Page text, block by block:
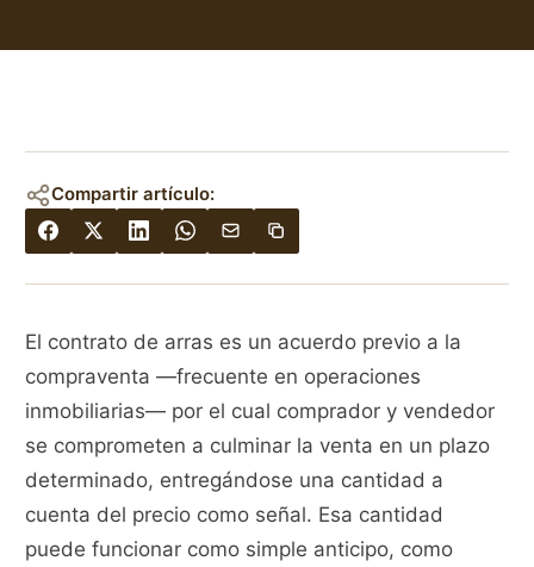
Compartir artículo:
El contrato de arras es un acuerdo previo a la
compraventa —frecuente en operaciones
inmobiliarias— por el cual comprador y vendedor
se comprometen a culminar la venta en un plazo
determinado, entregándose una cantidad a
cuenta del precio como señal. Esa cantidad
puede funcionar como simple anticipo, como